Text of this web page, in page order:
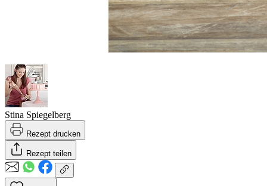
Stina Spiegelberg
Rezept drucken
Rezept teilen